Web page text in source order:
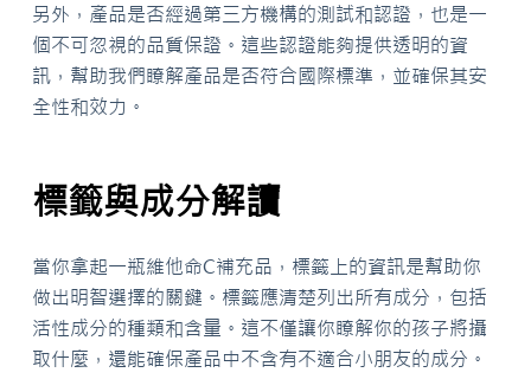
另外，產品是否經過第三方機構的測試和認證，也是一
個不可忽視的品質保證。這些認證能夠提供透明的資
訊，幫助我們瞭解產品是否符合國際標準，並確保其安
全性和效力。
標籤與成分解讀
當你拿起一瓶維他命C補充品，標籤上的資訊是幫助你
做出明智選擇的關鍵。標籤應清楚列出所有成分，包括
活性成分的種類和含量。這不僅讓你瞭解你的孩子將攝
取什麼，還能確保產品中不含有不適合小朋友的成分。